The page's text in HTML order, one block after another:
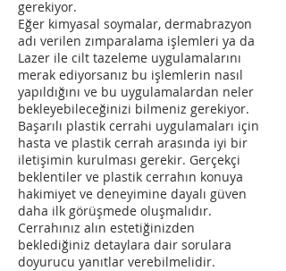
gerekiyor.
Eğer kimyasal soymalar, dermabrazyon
adı verilen zımparalama işlemleri ya da
Lazer ile cilt tazeleme uygulamalarını
merak ediyorsanız bu işlemlerin nasıl
yapıldığını ve bu uygulamalardan neler
bekleyebileceğinizi bilmeniz gerekiyor.
Başarılı plastik cerrahi uygulamaları için
hasta ve plastik cerrah arasında iyi bir
iletişimin kurulması gerekir. Gerçekçi
beklentiler ve plastik cerrahın konuya
hakimiyet ve deneyimine dayalı güven
daha ilk görüşmede oluşmalıdır.
Cerrahınız alın estetiğinizden
beklediğiniz detaylara dair sorulara
doyurucu yanıtlar verebilmelidir.